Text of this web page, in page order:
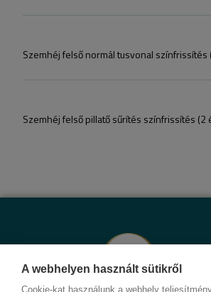
A webhelyen használt sütikről
Cookie-kat használunk a webhely
Szemhéj felső normál tusvonal színfrissítés
Szemhéj felső pillatő sűrítés színfrissítés (2